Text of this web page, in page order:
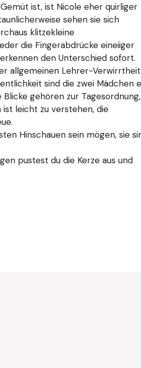
ist, ist Nicole eher quirliger
sehen sie sich
klitzekleine
die Fingerabdrücke eineiiger
den Unterschied sofort.
allgemeinen Lehrer-Verwirrtheit.
sind die zwei Mädchen
gehören zur Tagesordnung,
leicht zu verstehen, die
Hinschauen sein mögen, sie
pustest du die Kerze aus und